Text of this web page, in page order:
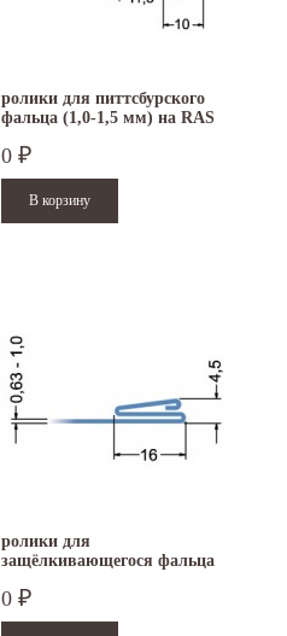
ролики для питтсбурского
фальца (1,0-1,5 мм) на RAS
0 ₽
ролики для
защёлкивающегося фальца
0 ₽